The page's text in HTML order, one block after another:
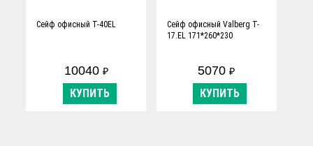
Сейф офисный T-40EL
10040 ₽
КУПИТЬ
Сейф офисный Valberg T-
17.EL 171*260*230
5070₽
КУПИТЬ